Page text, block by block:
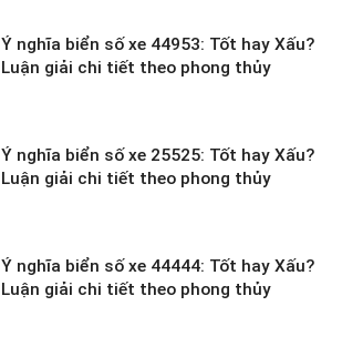
Ý nghĩa biển số xe 44953: Tốt hay Xấu?
Luận giải chi tiết theo phong thủy
Ý nghĩa biển số xe 25525: Tốt hay Xấu?
Luận giải chi tiết theo phong thủy
Ý nghĩa biển số xe 44444: Tốt hay Xấu?
Luận giải chi tiết theo phong thủy